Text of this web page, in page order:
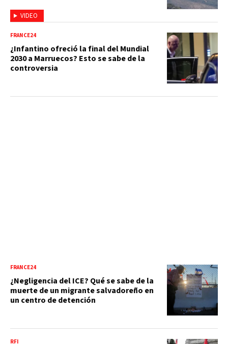
VIDEO
FRANCE24
¿Infantino ofreció la final del Mundial
2030 a Marruecos? Esto se sabe de la
controversia
FRANCE24
¿Negligencia del ICE? Qué se sabe de la
muerte de un migrante salvadoreño en
un centro de detención
RFI